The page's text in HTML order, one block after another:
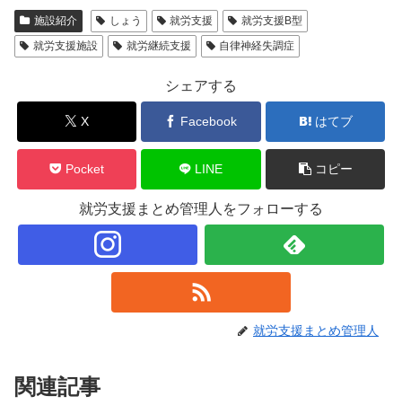
施設紹介 しょう 就労支援
就労支援B型
就労支援施設
就労継続支援 自律神経失調症
シェアする
X Facebook はてブ
Pocket LINE コピー
就労支援まとめ管理人をフォローする
就労支援まとめ管理人
関連記事